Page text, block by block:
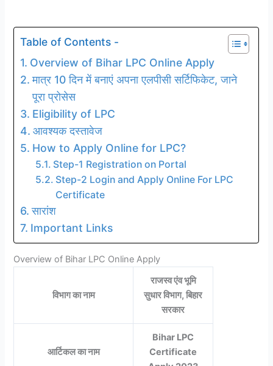
Table of Contents -
Overview of Bihar LPC Online Apply
मात्र 10 दिन में बनाएं अपना एलपीसी सर्टिफिकेट, जाने
पूरा प्रोसेस
Eligibility of LPC
आवश्यक दस्तावेज
How to Apply Online for LPC?
Step-1 Registration on Portal
Step-2 Login and Apply Online For LPC
Certificate
सारांश
Important Links
Overview of Bihar LPC Online Apply
विभाग का नाम
राजस्व एंव भूमि
सुधार विभाग, बिहार
सरकार
आर्टिकल का नाम
Bihar LPC
Certificate